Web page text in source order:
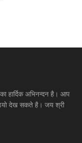
हार्दिक अभिनन्दन है। आप
देख सकते है। जय श्री